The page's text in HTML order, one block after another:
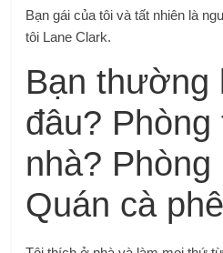
Bạn gái của tôi và tất nhiên là
tôi Lane Clark.
Bạn thường
đâu? Phòng
nhà? Phòng
Quán cà